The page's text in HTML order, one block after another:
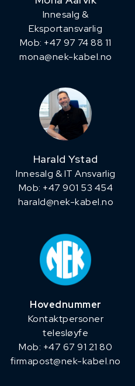
Innesalg &
Eksportansvarlig
Mob: +47 97 74 88 11
mona@nek-kabel.no
Harald Ystad
Innesalg & IT Ansvarlig
Mob: +47 901 53 454
harald@nek-kabel.no
Hovednummer
Kontaktpersoner
telesløyfe
Mob: +47 67 91 21 80
firmapost@nek-kabel.no